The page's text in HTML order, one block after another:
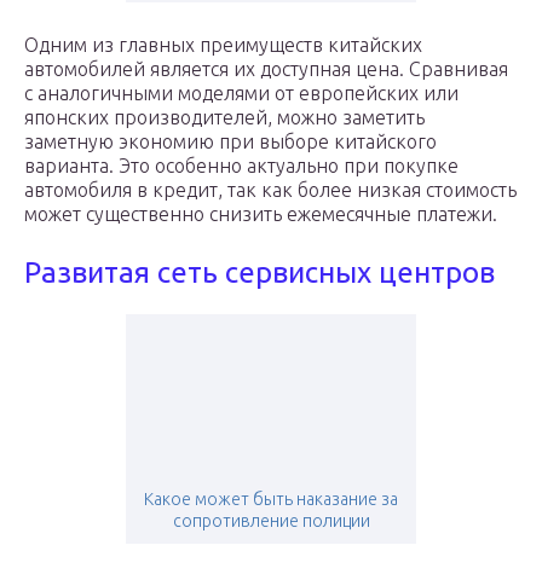
Одним из главных преимуществ китайских
автомобилей является их доступная цена. Сравнивая
с аналогичными моделями от европейских или
японских производителей, можно заметить
заметную экономию при выборе китайского
варианта. Это особенно актуально при покупке
автомобиля в кредит, так как более низкая стоимость
может существенно снизить ежемесячные платежи.
Развитая сеть сервисных центров
Какое может быть наказание за
сопротивление полиции